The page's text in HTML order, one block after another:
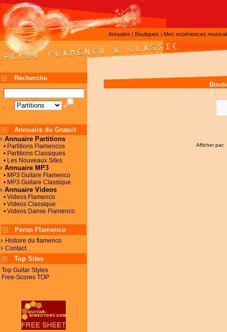
Annuaire | Boutiques | Mes expériences
Recherche
Annuaire du Gratuit
Annuaire Partitions
• Partitions Flamencos
• Partitions Classiques
• Les Nouveaux Sites
Annuaire MP3
• MP3 Guitare Flamenco
• MP3 Guitare Classique
Annuaire Videos
• Videos Flamenco
• Videos Classique
• Videos Danse Flamenco
Perso Flamenco
Histoire du flamenco
Contact
Top Sites
Top Guitar Styles
Free-Scores TOP
Afficher par: